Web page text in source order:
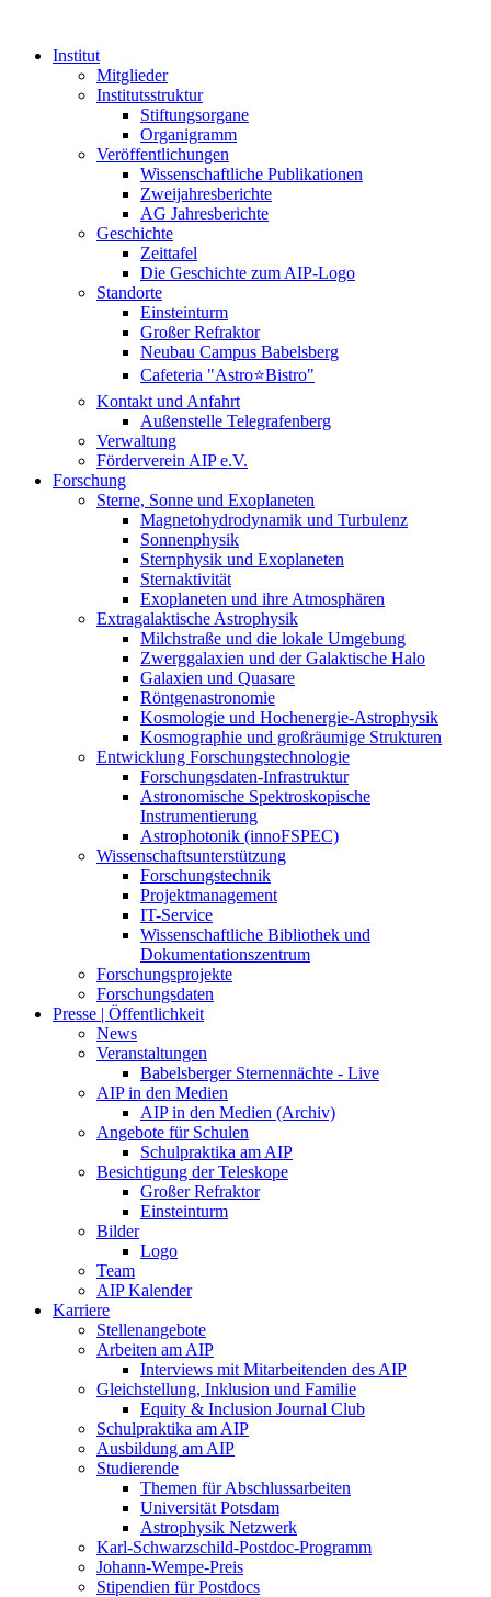
Institut
Mitglieder
Institutsstruktur
Stiftungsorgane
Organigramm
Veröffentlichungen
Wissenschaftliche Publikationen
Zweijahresberichte
AG Jahresberichte
Geschichte
Zeittafel
Die Geschichte zum AIP-Logo
Standorte
Einsteinturm
Großer Refraktor
Neubau Campus Babelsberg
Cafeteria "Astro⭐Bistro"
Kontakt und Anfahrt
Außenstelle Telegrafenberg
Verwaltung
Förderverein AIP e.V.
Forschung
Sterne, Sonne und Exoplaneten
Magnetohydrodynamik und Turbulenz
Sonnenphysik
Sternphysik und Exoplaneten
Sternaktivität
Exoplaneten und ihre Atmosphären
Extragalaktische Astrophysik
Milchstraße und die lokale Umgebung
Zwerggalaxien und der Galaktische Halo
Galaxien und Quasare
Röntgenastronomie
Kosmologie und Hochenergie-Astrophysik
Kosmographie und großräumige Strukturen
Entwicklung Forschungstechnologie
Forschungsdaten-Infrastruktur
Astronomische Spektroskopische
Instrumentierung
Astrophotonik (innoFSPEC)
Wissenschaftsunterstützung
Forschungstechnik
Projektmanagement
IT-Service
Wissenschaftliche Bibliothek und
Dokumentationszentrum
Forschungsprojekte
Forschungsdaten
Presse | Öffentlichkeit
News
Veranstaltungen
Babelsberger Sternennächte - Live
AIP in den Medien
AIP in den Medien (Archiv)
Angebote für Schulen
Schulpraktika am AIP
Besichtigung der Teleskope
Großer Refraktor
Einsteinturm
Bilder
Logo
Team
AIP Kalender
Karriere
Stellenangebote
Arbeiten am AIP
Interviews mit Mitarbeitenden des AIP
Gleichstellung, Inklusion und Familie
Equity & Inclusion Journal Club
Schulpraktika am AIP
Ausbildung am AIP
Studierende
Themen für Abschlussarbeiten
Universität Potsdam
Astrophysik Netzwerk
Karl-Schwarzschild-Postdoc-Programm
Johann-Wempe-Preis
Stipendien für Postdocs